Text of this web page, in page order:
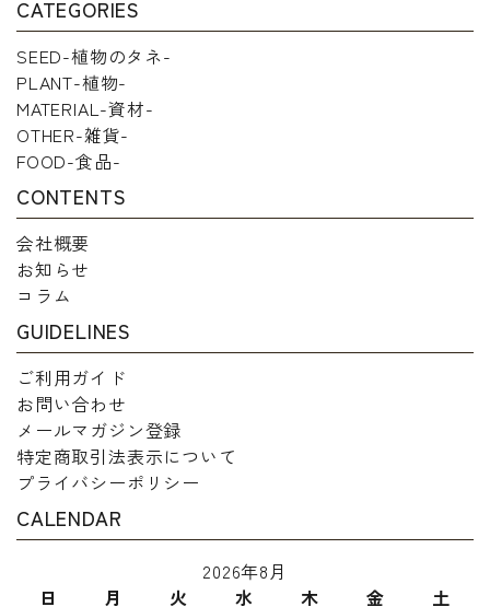
CATEGORIES
SEED-植物のタネ-
PLANT-植物-
MATERIAL-資材-
OTHER-雑貨-
FOOD-食品-
CONTENTS
会社概要
お知らせ
コラム
GUIDELINES
ご利用ガイド
お問い合わせ
メールマガジン登録
特定商取引法表示について
プライバシーポリシー
CALENDAR
2026年8月
日
月 火 水 木 金
土